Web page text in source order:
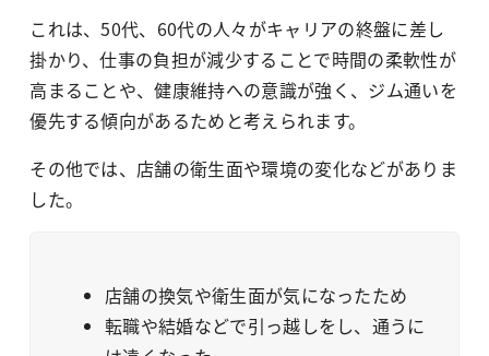
これは、50代、60代の人々がキャリアの終盤に差し
掛かり、仕事の負担が減少することで時間の柔軟性が
高まることや、健康維持への意識が強く、ジム通いを
優先する傾向があるためと考えられます。
その他では、店舗の衛生面や環境の変化などがありま
した。
店舗の換気や衛生面が気になったため
転職や結婚などで引っ越しをし、通うに